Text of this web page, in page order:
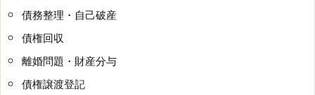
債務整理・自己破産
債権回収
離婚問題・財産分与
債権譲渡登記